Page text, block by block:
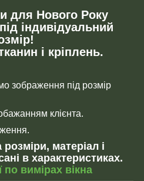
для Нового Року
індивідуальний
і кріплень.
зображення під розмір
клієнта.
розміри, матеріал і
в характеристиках.
по вимірах вікна